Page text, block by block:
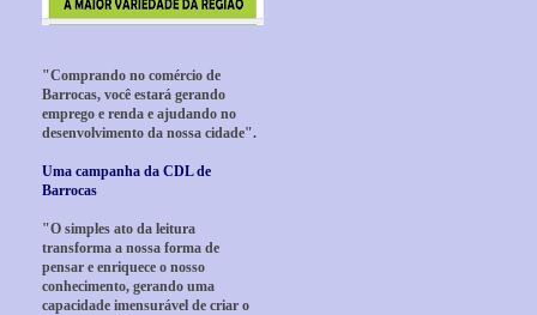
"Comprando no comércio de
Barrocas, você estará gerando
emprego e renda e ajudando no
desenvolvimento da nossa cidade".
Uma campanha da CDL de
Barrocas
"O simples ato da leitura
transforma a nossa forma de
pensar e enriquece o nosso
conhecimento, gerando uma
capacidade imensurável de criar o